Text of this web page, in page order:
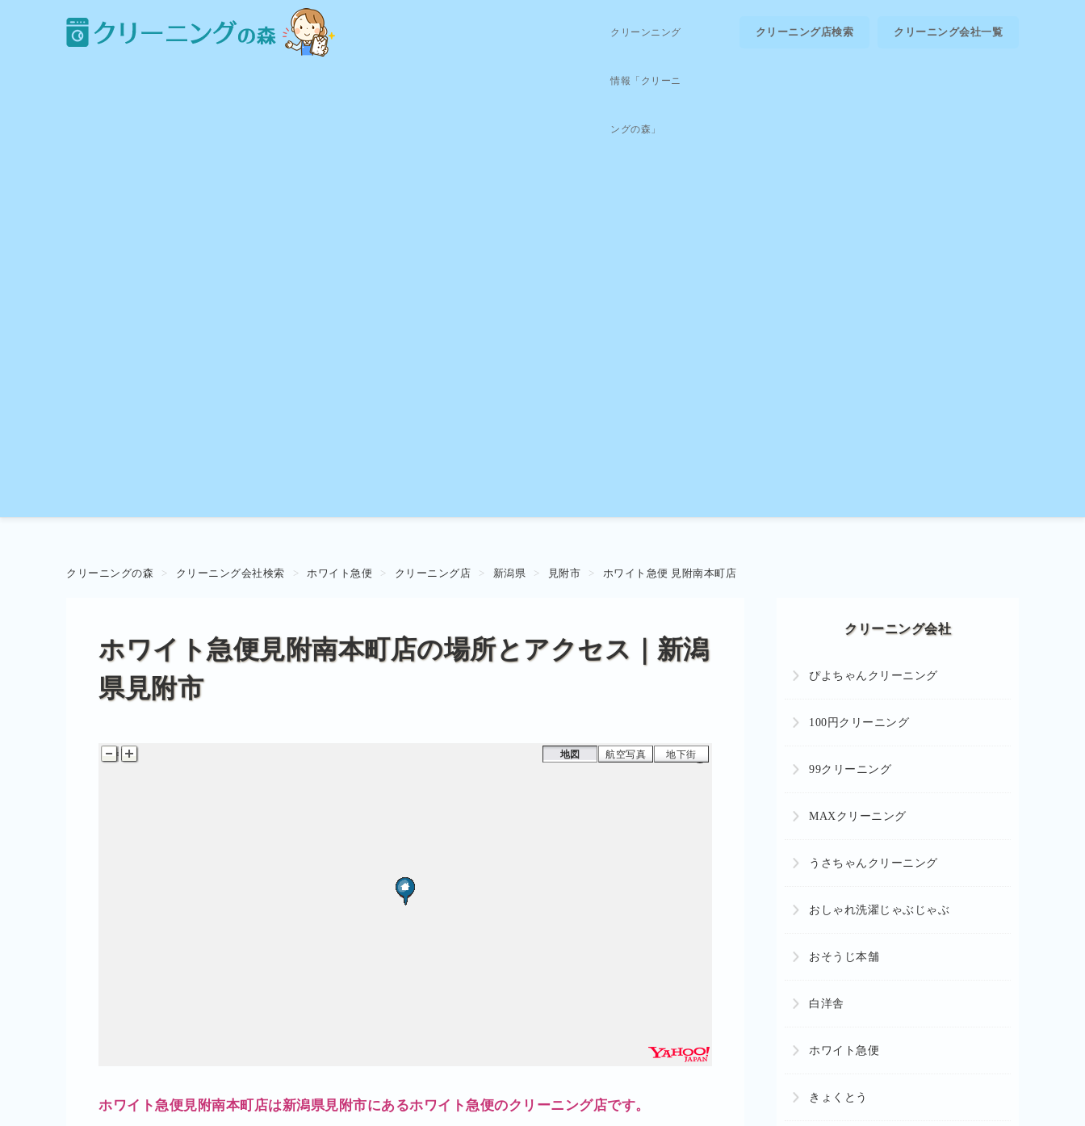
クリーンニング
情報「クリーニ
ングの森」
クリーニング店検索 クリーニング会社一覧
クリーニングの森 クリーニング会社検索 ホワイト急便 クリーニング店 新潟県 見附市 ホワイト急便 見附南本町店
ホワイト急便見附南本町店の場所とアクセス｜新潟
県見附市
地図 航空写真 地下街
ホワイト急便見附南本町店は新潟県見附市にあるホワイト急便のクリーニング店です。
クリーニング会社
ぴよちゃんクリーニング
100円クリーニング
99クリーニング
MAXクリーニング
うさちゃんクリーニング
おしゃれ洗濯じゃぶじゃぶ
おそうじ本舗
白洋舎
ホワイト急便
きょくとう